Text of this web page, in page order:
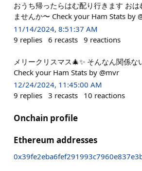
おうち帰ったらはむ配り行きます お
ませんか〜 Check your Ham Stats by
11/14/2024, 8:51:37 AM
9 replies 6 recasts 9 reactions
メリークリスマス🎄✨ そんなん関係
Check your Ham Stats by @mvr
12/24/2024, 11:45:00 AM
9 replies 3 recasts 10 reactions
Onchain profile
Ethereum addresses